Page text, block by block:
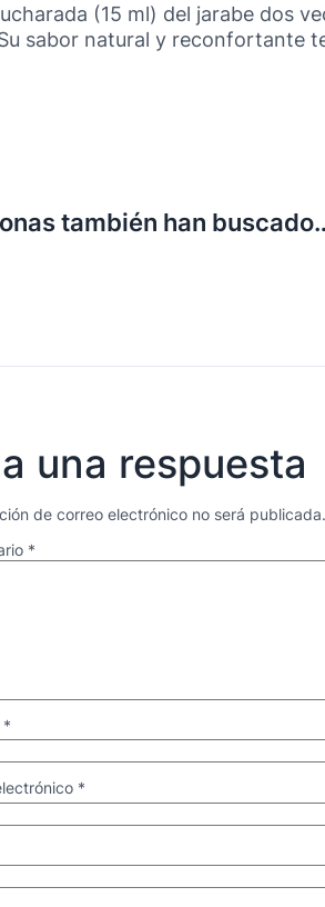
(15 ml) del jarabe dos
sabor natural y reconfortante
también han
una respuesta
de correo electrónico no será publicada.
*
*
*